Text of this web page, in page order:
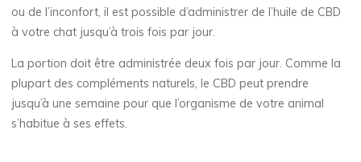
ou de l’inconfort, il est possible d’administrer de l’huile de CBD
à votre chat jusqu’à trois fois par jour.
La portion doit être administrée deux fois par jour. Comme la
plupart des compléments naturels, le CBD peut prendre
jusqu’à une semaine pour que l’organisme de votre animal
s’habitue à ses effets.